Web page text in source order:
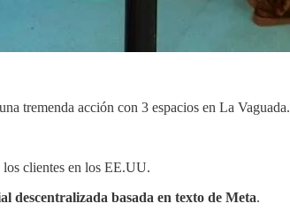
tremenda acción con 3 espacios en La Vaguada.
los clientes en los EE.UU.
descentralizada basada en texto de Meta.